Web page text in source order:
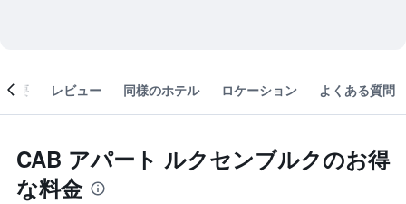
概要 レビュー 同様のホテル ロケーション よくある質問
CAB アパート ルクセンブルクのお得
な料金